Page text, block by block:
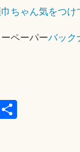
ちゃん気をつけ
ペーパーバック
共